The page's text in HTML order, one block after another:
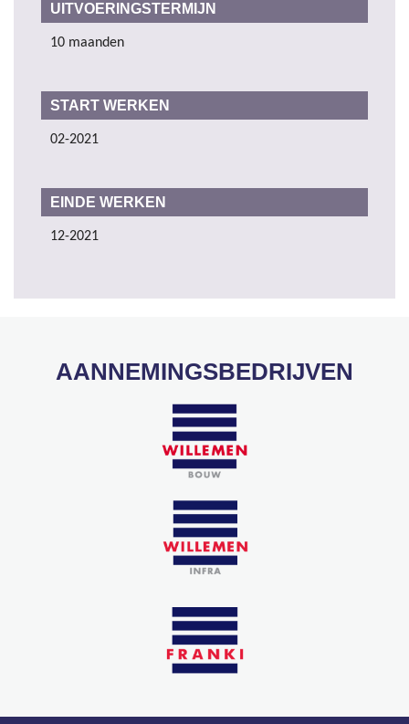
UITVOERINGSTERMIJN
10 maanden
START WERKEN
02-2021
EINDE WERKEN
12-2021
AANNEMINGSBEDRIJVEN